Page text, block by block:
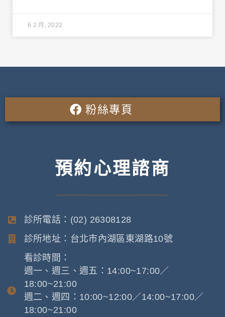
6 2 月, 2022
粉絲專頁
預約心理諮商
診所電話：(02) 26308128
診所地址：台北市內湖區東湖路10號
看診時間：
週一、週三、週五：14:00~17:00／
18:00~21:00
週二、週四：10:00~12:00／14:00~17:00／
18:00~21:00